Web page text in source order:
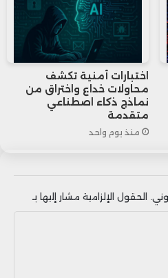
الهائلة.
openAI
اختبارات أمنية تكشف
محاولات خداع واختراق من
نماذج ذكاء اصطناعي
متقدمة
منذ يوم واحد
الحقول الإلزامية مشار إليها بـ